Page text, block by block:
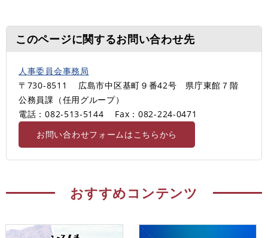
このページに関するお問い合わせ先
人事委員会事務局
〒730-8511
広島市中区基町９番42号 県庁東館７階
公務員課（任用グループ）
電話：082-513-5144
Fax：082-224-0471
お問い合わせフォームはこちらから
おすすめコンテンツ